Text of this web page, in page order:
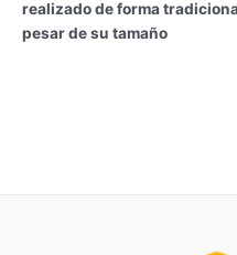
realizado de forma
pesar de su tamaño